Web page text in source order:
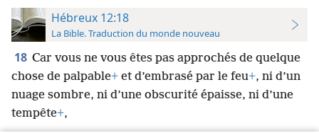
Hébreux 12:18
La Bible. Traduction du monde nouveau
18 Car vous ne vous êtes pas approchés de quelque
chose de palpable+ et d’embrasé par le feu+, ni d’un
nuage sombre, ni d’une obscurité épaisse, ni d’une
tempête+,